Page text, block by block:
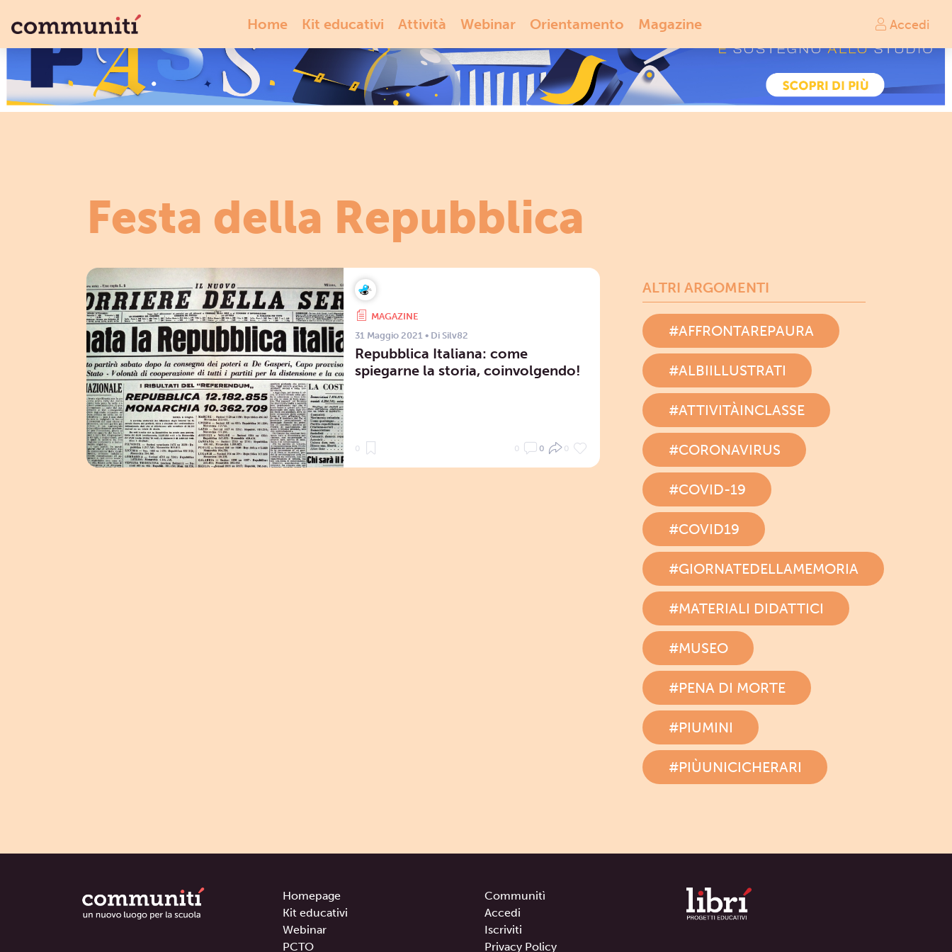
Home Kit educativi Attività Webinar Orientamento Magazine Accedi
Festa della Repubblica
MAGAZINE
31 Maggio 2021 • Di Silv82
Repubblica Italiana: come
spiegarne la storia, coinvolgendo!
0 0 0 0
ALTRI ARGOMENTI
#AFFRONTAREPAURA
#ALBIILLUSTRATI
#ATTIVITÀINCLASSE
#CORONAVIRUS
#COVID-19
#COVID19
#GIORNATEDELLAMEMORIA
#MATERIALI DIDATTICI
#MUSEO
#PENA DI MORTE
#PIUMINI
#PIÙUNICICHERARI
Homepage
Kit educativi
Webinar
PCTO
Communitì
Accedi
Iscriviti
Privacy Policy